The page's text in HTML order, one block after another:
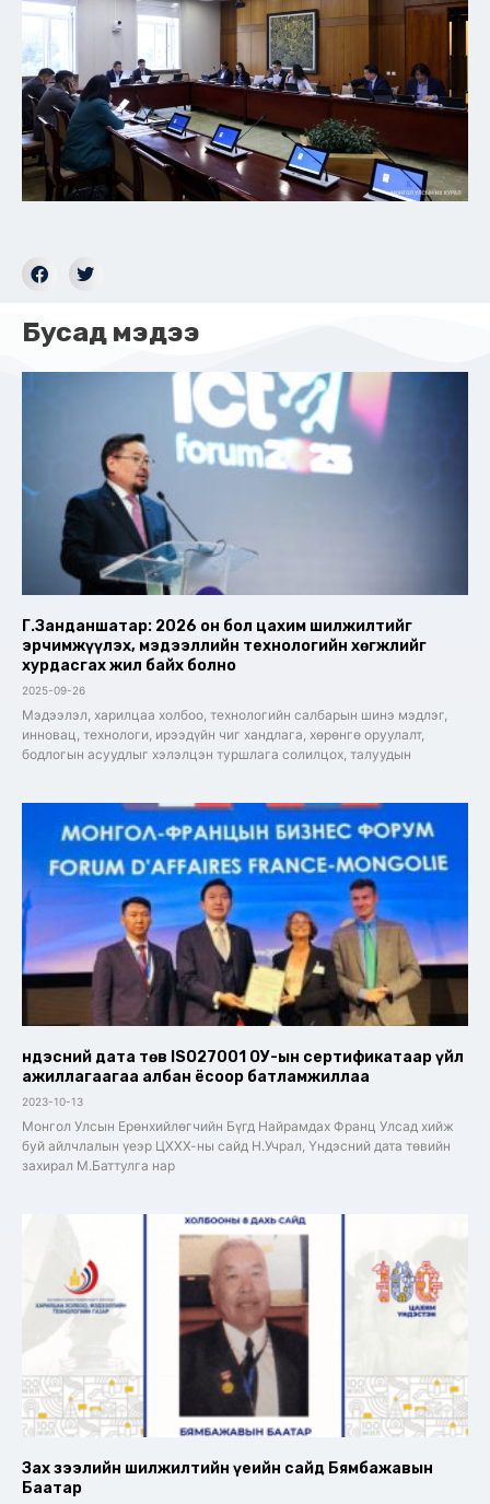
Бусад мэдээ
Г.Занданшатар: 2026 он бол цахим шилжилтийг
эрчимжүүлэх, мэдээллийн технологийн хөгжлийг
хурдасгах жил байх болно
2025-09-26
Мэдээлэл, харилцаа холбоо, технологийн салбарын шинэ мэдлэг,
инновац, технологи, ирээдүйн чиг хандлага, хөрөнгө оруулалт,
бодлогын асуудлыг хэлэлцэн туршлага солилцох, талуудын
Үндэсний дата төв ISO27001 ОУ-ын сертификатаар үйл
ажиллагаагаа албан ёсоор батламжиллаа
2023-10-13
Монгол Улсын Ерөнхийлөгчийн Бүгд Найрамдах Франц Улсад хийж
буй айлчлалын үеэр ЦХХХ-ны сайд Н.Учрал, Үндэсний дата төвийн
захирал М.Баттулга нар
Зах зээлийн шилжилтийн үеийн сайд Бямбажавын
Баатар